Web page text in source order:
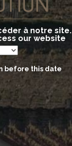
à notre site.
our website
before this date